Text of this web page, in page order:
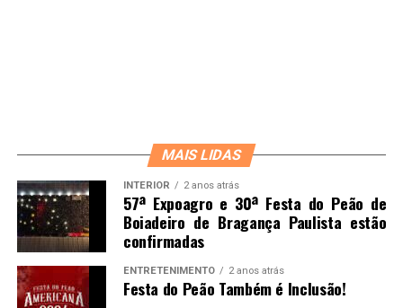
MAIS LIDAS
INTERIOR 2 anos atrás
57ª Expoagro e 30ª Festa do Peão de
Boiadeiro de Bragança Paulista estão
confirmadas
ENTRETENIMENTO 2 anos atrás
Festa do Peão Também é Inclusão!